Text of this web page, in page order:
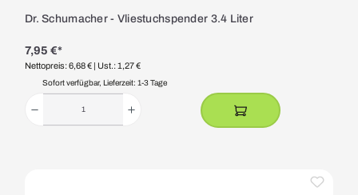
Dr. Schumacher - Vliestuchspender 3.4 Liter
7,95 €*
Nettopreis: 6,68 € | Ust.: 1,27 €
Sofort verfügbar, Lieferzeit: 1-3 Tage